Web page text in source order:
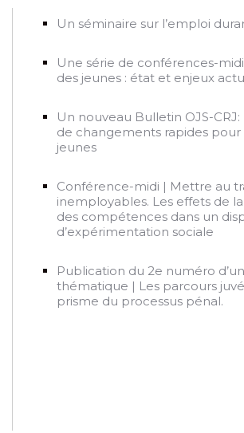
Un séminaire sur l’emploi
Une série de conférences-
des jeunes : état et enjeux
Un nouveau Bulletin OJS-
de changements rapides pour
jeunes
Conférence-midi | Mettre au
inemployables. Les effets de
des compétences dans un
d’expérimentation sociale
Publication du 2e numéro
thématique | Les parcours
prisme du processus pénal.